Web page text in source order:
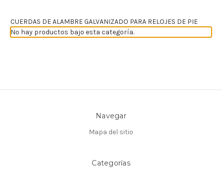
CUERDAS DE ALAMBRE GALVANIZADO PARA RELOJES DE PIE
No hay productos bajo esta categoría.
Navegar
Mapa del sitio
Categorías